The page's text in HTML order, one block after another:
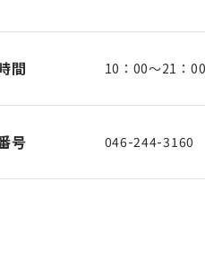
間 10：00～21：
号 046-244-3160